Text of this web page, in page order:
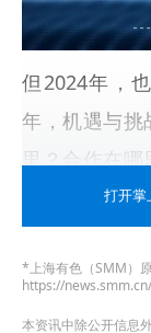
但2024年，
年，机遇与挑
里？合作在哪
跑在大过滤器
2024年5月
打开掌
*上海有色（SMM）
https://
本资讯中除公开信息